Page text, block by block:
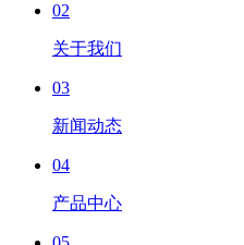
02
关于我们
03
新闻动态
04
产品中心